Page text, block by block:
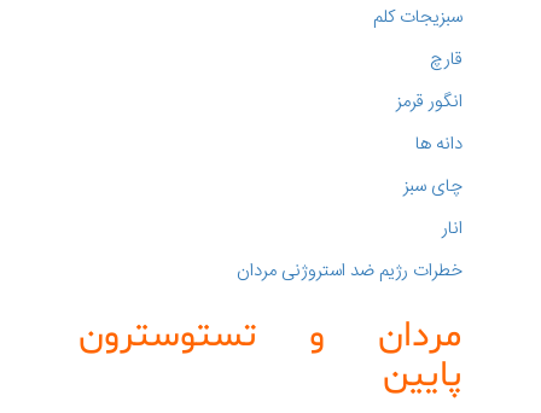
سبزیجات کلم
قارچ
انگور قرمز
دانه ها
چای سبز
انار
خطرات رژیم ضد استروژنی مردان
مردان و تستوسترون
پایین